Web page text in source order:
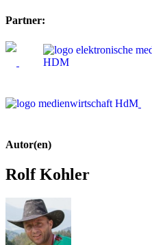
Partner:
Autor(en)
Rolf Kohler